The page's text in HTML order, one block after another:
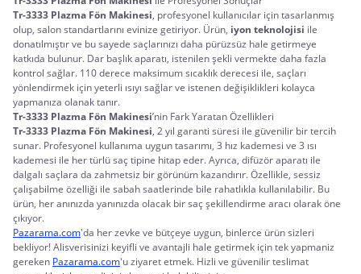
Tr-3333 Plazma Fön Makinesi, profesyonel kullanıcılar için tasarlanmış
olup, salon standartlarını evinize getiriyor. Ürün, iyon teknolojisi ile
donatılmıştır ve bu sayede saçlarınızı daha pürüzsüz hale getirmeye
katkıda bulunur. Dar başlık aparatı, istenilen şekli vermekte daha fazla
kontrol sağlar. 110 derece maksimum sıcaklık derecesi ile, saçları
yönlendirmek için yeterli ısıyı sağlar ve istenen değişiklikleri kolayca
yapmanıza olanak tanır.
Tr-3333 Plazma Fön Makinesi’nin Fark Yaratan Özellikleri
Tr-3333 Plazma Fön Makinesi, 2 yıl garanti süresi ile güvenilir bir tercih
sunar. Profesyonel kullanıma uygun tasarımı, 3 hız kademesi ve 3 ısı
kademesi ile her türlü saç tipine hitap eder. Ayrıca, difüzör aparatı ile
dalgalı saçlara da zahmetsiz bir görünüm kazandırır. Özellikle, sessiz
çalışabilme özelliği ile sabah saatlerinde bile rahatlıkla kullanılabilir. Bu
ürün, her anınızda yanınızda olacak bir saç şekillendirme aracı olarak öne
çıkıyor.
Pazarama.com'da her zevke ve bütçeye uygun, binlerce ürün sizleri
bekliyor! Alisverisinizi keyifli ve avantajli hale getirmek için tek yapmaniz
gereken Pazarama.com'u ziyaret etmek. Hizli ve güvenilir teslimat